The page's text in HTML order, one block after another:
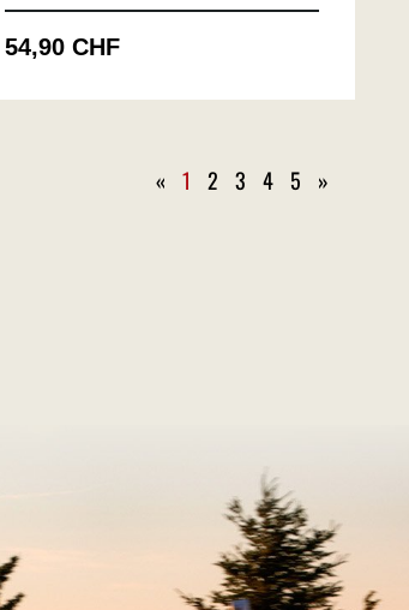
54,90 CHF
« 1 2 3 4 5 »